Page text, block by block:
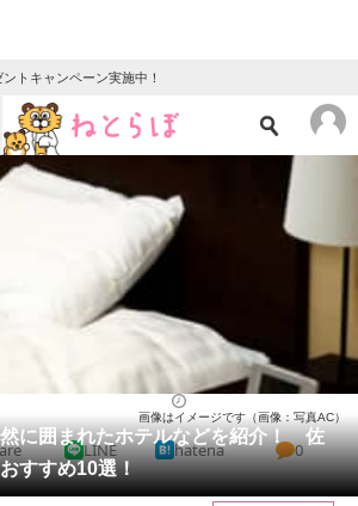
トキャンペーン実施中！
ニュース
クイズ
地域
教育・育児
リサーチ
に囲まれたホテルなどを紹介！ 佐
すすめ10選！
画像はイメージです（画像：写真AC）
LINE hatena 0